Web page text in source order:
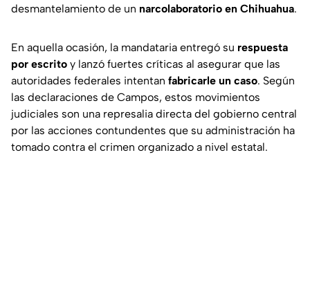
desmantelamiento de un narcolaboratorio en Chihuahua.
En aquella ocasión, la mandataria entregó su respuesta
por escrito y lanzó fuertes críticas al asegurar que las
autoridades federales intentan fabricarle un caso. Según
las declaraciones de Campos, estos movimientos
judiciales son una represalia directa del gobierno central
por las acciones contundentes que su administración ha
tomado contra el crimen organizado a nivel estatal.